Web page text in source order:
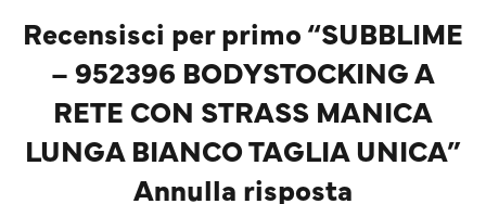
Recensisci per primo “SUBBLIME
– 952396 BODYSTOCKING A
RETE CON STRASS MANICA
LUNGA BIANCO TAGLIA UNICA”
Annulla risposta